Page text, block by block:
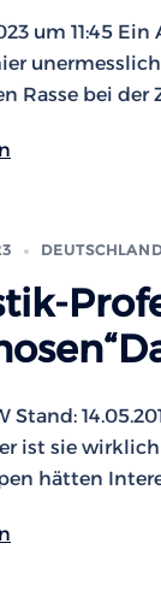
um 11:45
Rasse bei der
Stand:
ist sie
hätten